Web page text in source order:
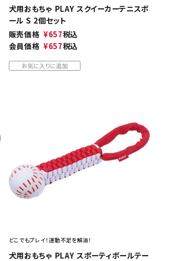
犬用おもちゃ PLAY スクイーカーテニスボ
ール S 2個セット
販売価格 ¥657税込
会員価格 ¥657税込
お気に入りに追加
どこでもプレイ！運動不足を解消！
犬用おもちゃ PLAY スポーティボールテー